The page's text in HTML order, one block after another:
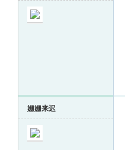
姗姗来迟